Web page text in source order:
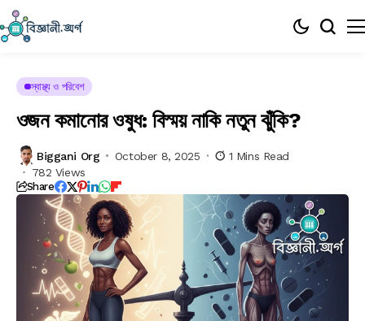
স্বাস্থ্য ও পরিবেশ
ওজন কমানোর ওষুধ: বিস্ময় নাকি নতুন ঝুঁকি?
Biggani Org October 8, 2025
1 Mins Read
782 Views
Share